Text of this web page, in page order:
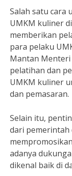
Salah satu cara
UMKM kuliner
memberikan
para pelaku
Mantan Menteri
pelatihan dan
UMKM kuliner
dan pemasaran.
Selain itu,
dari pemerintah
adanya
dikenal baik di